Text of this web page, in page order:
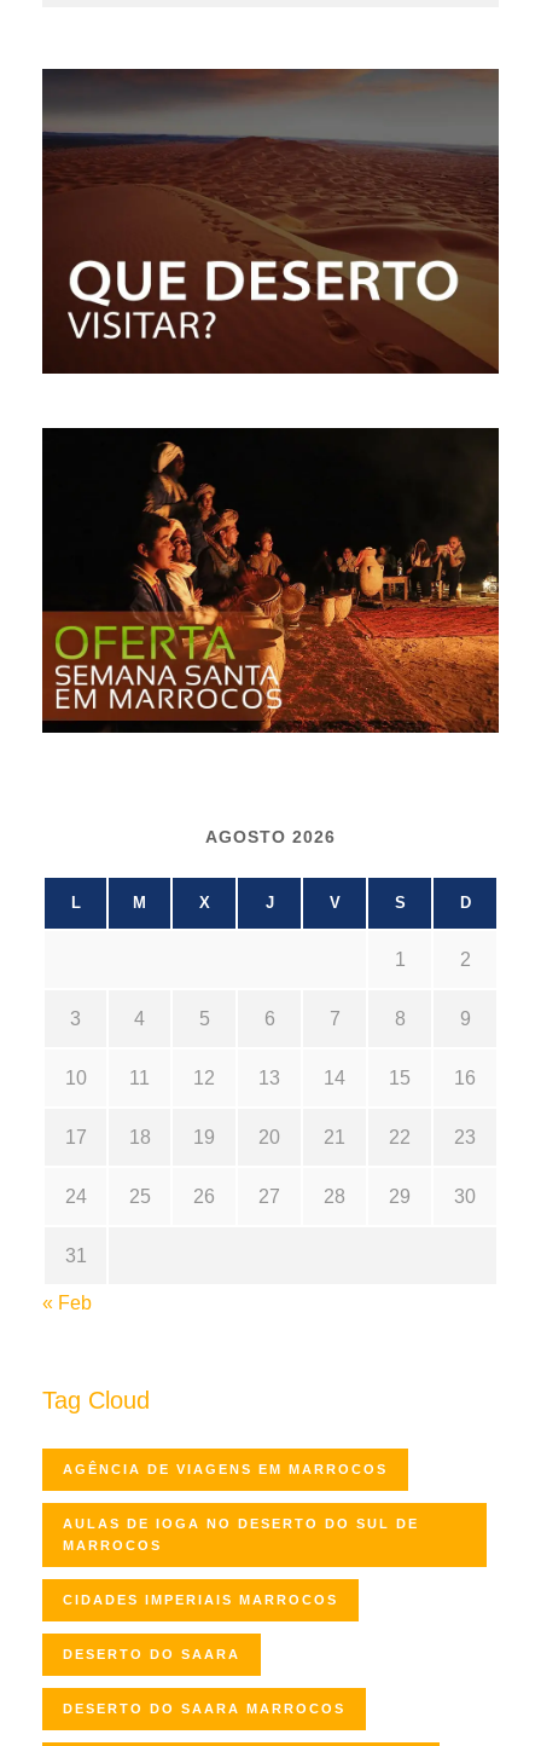
AGOSTO 2026
L M X J V S D
1 2
3 4 5 6 7 8 9
10 11 12 13 14 15 16
17 18 19 20 21 22 23
24 25 26 27 28 29 30
31
« Feb
Tag Cloud
AGÊNCIA DE VIAGENS EM MARROCOS
AULAS DE IOGA NO DESERTO DO SUL DE
MARROCOS
CIDADES IMPERIAIS MARROCOS
DESERTO DO SAARA
DESERTO DO SAARA MARROCOS